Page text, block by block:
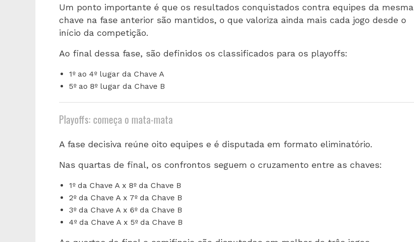
Um ponto importante é que os resultados conquistados contra equipes da mesma
chave na fase anterior são mantidos, o que valoriza ainda mais cada jogo desde o
início da competição.
Ao final dessa fase, são definidos os classificados para os playoffs:
1º ao 4º lugar da Chave A
5º ao 8º lugar da Chave B
Playoffs: começa o mata-mata
A fase decisiva reúne oito equipes e é disputada em formato eliminatório.
Nas quartas de final, os confrontos seguem o cruzamento entre as chaves:
1º da Chave A x 8º da Chave B
2º da Chave A x 7º da Chave B
3º da Chave A x 6º da Chave B
4º da Chave A x 5º da Chave B